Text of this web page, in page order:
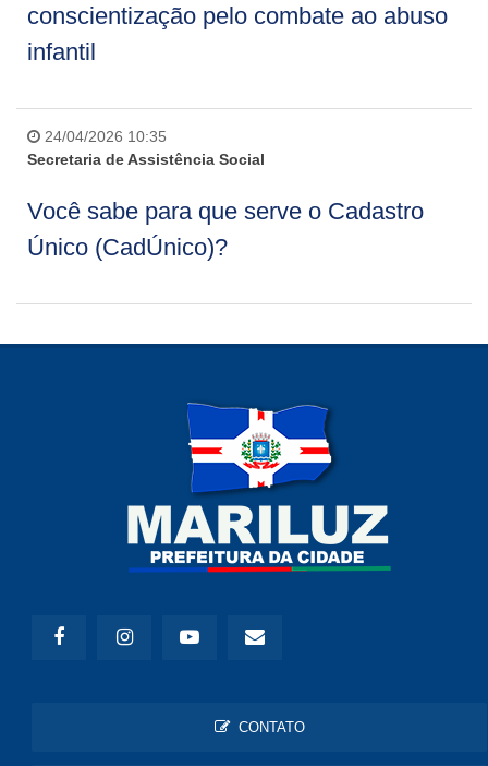
conscientização pelo combate ao abuso
infantil
24/04/2026 10:35
Secretaria de Assistência Social
Você sabe para que serve o Cadastro
Único (CadÚnico)?
CONTATO